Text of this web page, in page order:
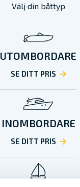
Välj din båttyp
UTOMBORDARE
SE DITT PRIS
INOMBORDARE
SE DITT PRIS